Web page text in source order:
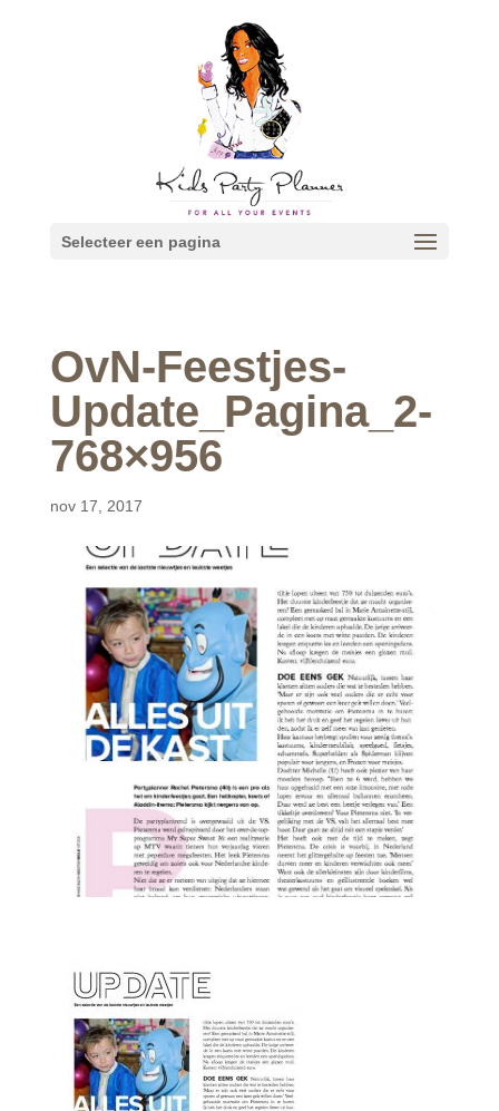
Selecteer een pagina
OvN-Feestjes-
Update_Pagina_2-
768×956
nov 17, 2017